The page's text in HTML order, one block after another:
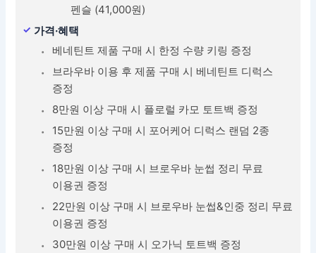
펜슬 (41,000원)
가격·혜택
베네틴트 제품 구매 시 한정 수량 키링 증정
브라우바 이용 후 제품 구매 시 베네틴트 디럭스
증정
8만원 이상 구매 시 플로럴 카모 토트백 증정
15만원 이상 구매 시 포어케어 디럭스 랜덤 2종
증정
18만원 이상 구매 시 브로우바 눈썹 정리 무료
이용권 증정
22만원 이상 구매 시 브로우바 눈썹&인중 정리 무료
이용권 증정
30만원 이상 구매 시 오가닉 토트백 증정